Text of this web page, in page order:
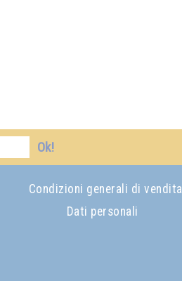
Ok!
Condizioni generali di vendita
Dati personali